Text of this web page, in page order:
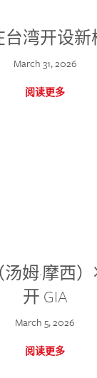
台湾开设新
March 31, 2026
阅读更多
汤姆·摩西
开 GIA
March 5, 2026
阅读更多